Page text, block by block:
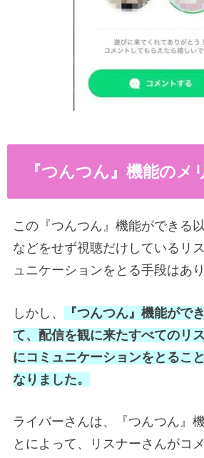
『つんつん』機能のメ
この『つんつん』機能ができる
などをせず視聴だけしているリ
ュニケーションをとる手段はあ
しかし、
『つんつん』機能がで
て、配信を観に来たすべてのリ
にコミュニケーションをとるこ
なりました。
ライバーさんは、『つんつん』
とによって、リスナーさんがコ